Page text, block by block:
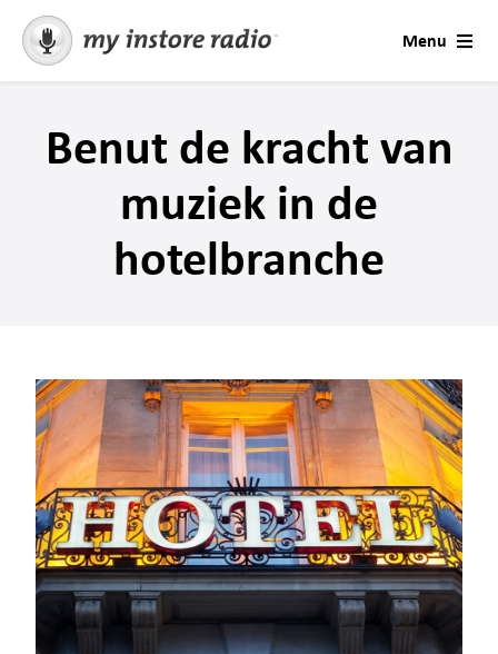
content
Menu
Muziek voor Bedrijven
Berichten
Adviesgesprek
Digital Signage
Hoe het werkt
Benut de kracht van
muziek in de
hotelbranche